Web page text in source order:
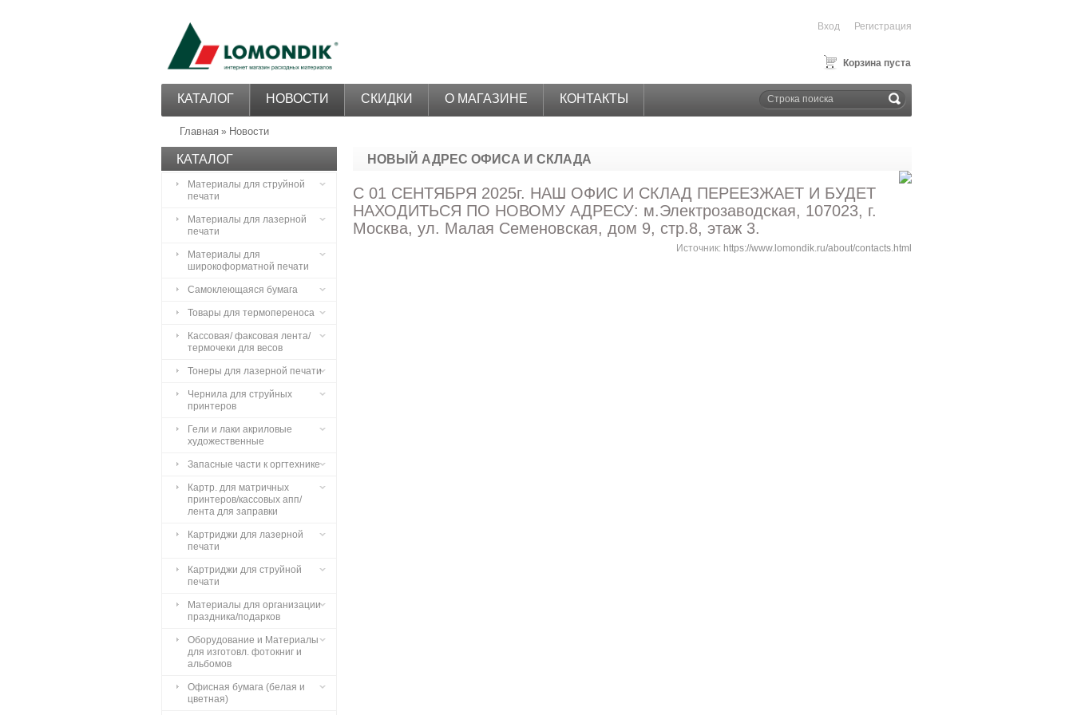
КАТАЛОГ НОВОСТИ СКИДКИ О МАГАЗИНЕ КОНТАКТЫ
Корзина пуста
Регистрация
Вход
Главная » Новости
НОВЫЙ АДРЕС ОФИСА И СКЛАДА
С 01 СЕНТЯБРЯ 2025г. НАШ ОФИС И СКЛАД ПЕРЕЕЗЖАЕТ И БУДЕТ
НАХОДИТЬСЯ ПО НОВОМУ АДРЕСУ: м.Электрозаводская, 107023, г.
Москва, ул. Малая Семеновская, дом 9, стр.8, этаж 3.
Источник: https://www.lomondik.ru/about/contacts.html
КАТАЛОГ
Материалы для струйной
печати
Материалы для лазерной
печати
Материалы для
широкоформатной печати
Самоклеющаяся бумага
Товары для термопереноса
Кассовая/ факсовая лента/
термочеки для весов
Тонеры для лазерной печати
Чернила для струйных
принтеров
Гели и лаки акриловые
художественные
Запасные части к оргтехнике
Картр. для матричных
принтеров/кассовых апп/
лента для заправки
Картриджи для лазерной
печати
Картриджи для струйной
печати
Материалы для организации
праздника/подарков
Оборудование и Материалы
для изготовл. фотокниг и
альбомов
Офисная бумага (белая и
цветная)